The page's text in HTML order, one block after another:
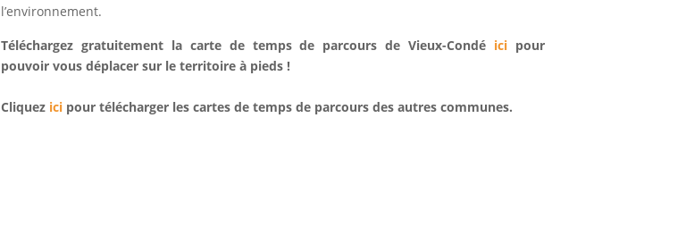
l’environnement.
Téléchargez gratuitement la carte de temps de parcours de Vieux-Condé ici pour
pouvoir vous déplacer sur le territoire à pieds !
Cliquez ici pour télécharger les cartes de temps de parcours des autres communes.